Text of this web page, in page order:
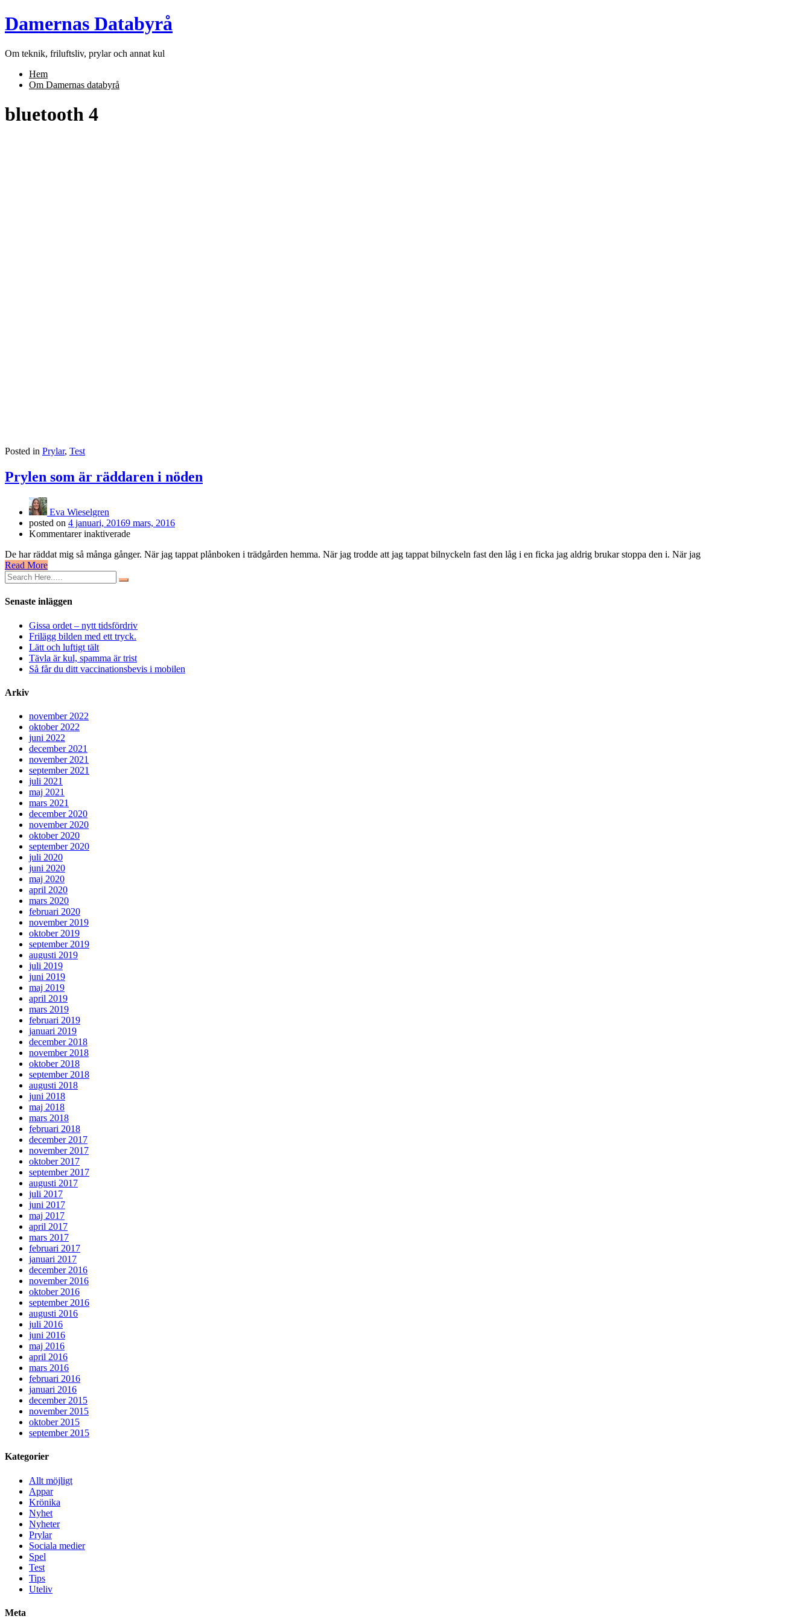
Skip
to
Damernas Databyrå
Om teknik, friluftsliv, prylar och annat kul
Hem
Om Damernas databyrå
bluetooth 4
Posted in Prylar, Test
Prylen som är räddaren i nöden
Eva Wieselgren
posted on 4 januari, 20169 mars, 2016
Kommentarer inaktiveradeför
som
De har räddat mig så många gånger. När jag tappat plånboken i trädgården hemma. När jag trodde att jag tappat bilnyckeln fast den låg i en ficka jag aldrig brukar stoppa den i. När jag
Read More
Senaste inläggen
Gissa ordet – nytt tidsfördriv
Frilägg bilden med ett tryck.
Lätt och luftigt tält
Tävla är kul, spamma är trist
Så får du ditt vaccinationsbevis i mobilen
Arkiv
november 2022
oktober 2022
juni 2022
december 2021
november 2021
september 2021
juli 2021
maj 2021
mars 2021
december 2020
november 2020
oktober 2020
september 2020
juli 2020
juni 2020
maj 2020
april 2020
mars 2020
februari 2020
november 2019
oktober 2019
september 2019
augusti 2019
juli 2019
juni 2019
maj 2019
april 2019
mars 2019
februari 2019
januari 2019
december 2018
november 2018
oktober 2018
september 2018
augusti 2018
juni 2018
maj 2018
mars 2018
februari 2018
december 2017
november 2017
oktober 2017
september 2017
augusti 2017
juli 2017
juni 2017
maj 2017
april 2017
mars 2017
februari 2017
januari 2017
december 2016
november 2016
oktober 2016
september 2016
augusti 2016
juli 2016
juni 2016
maj 2016
april 2016
mars 2016
februari 2016
januari 2016
december 2015
november 2015
oktober 2015
september 2015
Kategorier
Allt möjligt
Appar
Krönika
Nyhet
Nyheter
Prylar
Sociala medier
Spel
Test
Tips
Uteliv
Meta